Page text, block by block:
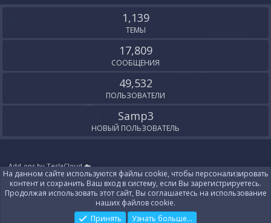
S
1,139
ТЕМЫ
17,809
СООБЩЕНИЯ
49,532
ПОЛЬЗОВАТЕЛИ
Samp3
НОВЫЙ ПОЛЬЗОВАТЕЛЬ
Add-ons by TeslaCloud ☁️
Локализация отXenForo.Info
Контакты
На данном сайте используются файлы cookie, чтобы персонализировать
контент и сохранить Ваш вход в систему, если Вы зарегистрируетесь.
Продолжая использовать этот сайт, Вы соглашаетесь на использование
наших файлов cookie.
Принять
Узнать больше...